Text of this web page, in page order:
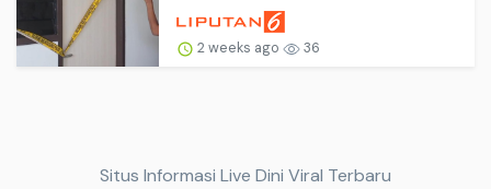
2 weeks ago 36
Situs Informasi Live Dini Viral Terbaru